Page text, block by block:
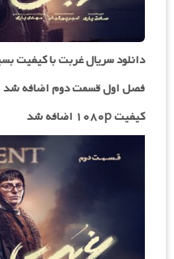
دانلود سریال غربت با کیفیت
فصل اول قسمت دوم اضافه شد
کیفیت ۱۰۸۰p اضافه شد